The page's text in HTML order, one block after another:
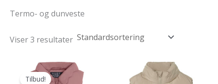
Termo- og dunveste
Viser 3 resultater
Tilbud!